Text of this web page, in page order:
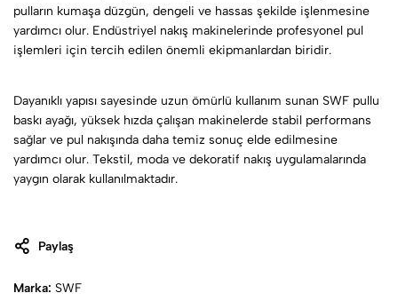
pulların kumaşa düzgün, dengeli ve hassas şekilde işlenmesine
yardımcı olur. Endüstriyel nakış makinelerinde profesyonel pul
işlemleri için tercih edilen önemli ekipmanlardan biridir.
Dayanıklı yapısı sayesinde uzun ömürlü kullanım sunan SWF pullu
baskı ayağı, yüksek hızda çalışan makinelerde stabil performans
sağlar ve pul nakışında daha temiz sonuç elde edilmesine
yardımcı olur. Tekstil, moda ve dekoratif nakış uygulamalarında
yaygın olarak kullanılmaktadır.
Paylaş
Marka: SWF